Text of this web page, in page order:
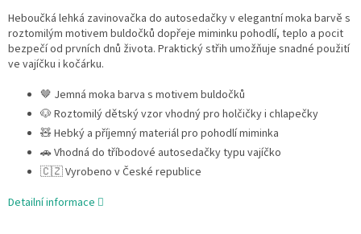
Heboučká lehká zavinovačka do autosedačky v elegantní moka barvě s
roztomilým motivem buldočků dopřeje miminku pohodlí, teplo a pocit
bezpečí od prvních dnů života. Praktický střih umožňuje snadné použití
ve vajíčku i kočárku.
🤎 Jemná moka barva s motivem buldočků
🐶 Roztomilý dětský vzor vhodný pro holčičky i chlapečky
🧸 Hebký a příjemný materiál pro pohodlí miminka
🚗 Vhodná do tříbodové autosedačky typu vajíčko
🇨🇿 Vyrobeno v České republice
Detailní informace